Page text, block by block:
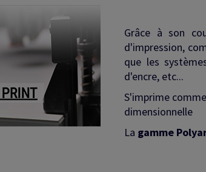
Grâce à son
d'impression,
que les
d'encre, etc...
S'imprime
dimensionnelle
La gamme